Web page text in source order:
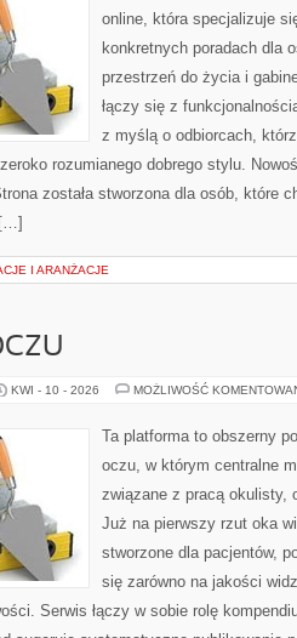
online, która specjalizuje
konkretnych poradach dla
przestrzeń do życia i
łączy się z
z myślą o odbiorcach,
rozumianego dobrego stylu.
została stworzona dla osób, które
I ARANŻACJE
KWI - 10 - 2026 MOŻLIWOŚĆ
Ta platforma to obszerny
oczu, w którym centralne
związane z pracą okulisty,
Już na pierwszy rzut oka
stworzone dla pacjentów,
się zarówno na jakości
Serwis łączy w sobie rolę